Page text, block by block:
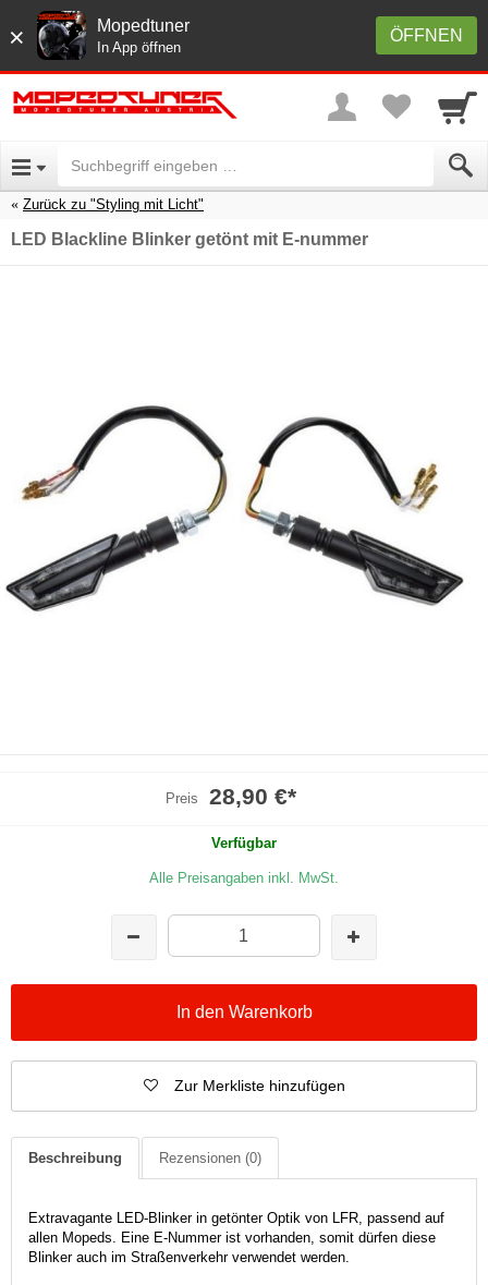
× ÖFFNEN
Mopedtuner
In App öffnen
Zurück zu "Styling mit Licht"
LED Blackline Blinker getönt mit E-nummer
Preis 28,90 €*
Verfügbar
Alle Preisangaben inkl. MwSt.
In den Warenkorb
Zur Merkliste hinzufügen
Beschreibung Rezensionen (0)
Extravagante LED-Blinker in getönter Optik von LFR, passend auf
allen Mopeds. Eine E-Nummer ist vorhanden, somit dürfen diese
Blinker auch im Straßenverkehr verwendet werden.